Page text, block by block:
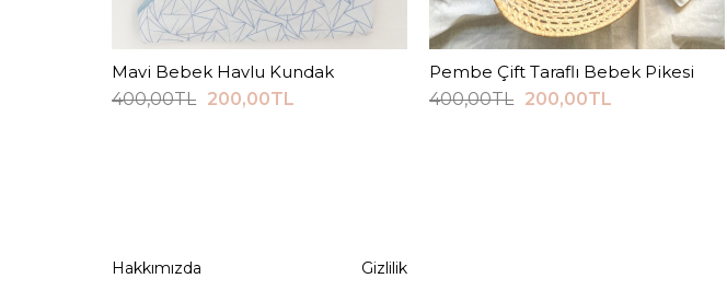
Sepete Ekle
Mavi Bebek Havlu Kundak
400,00TL 200,00TL
Sepete Ekle
Pembe Çift Taraflı Bebek Pikesi
400,00TL 200,00TL
Hakkımızda Gizlilik